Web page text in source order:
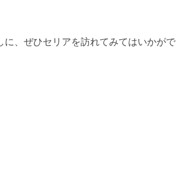
に、ぜひセリアを訪れてみてはいかがで